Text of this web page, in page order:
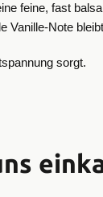
feine, fast
Note
sorgt.